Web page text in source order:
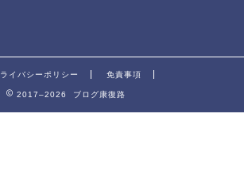
イバシーポリシー 免責事項
2017–2026 ブログ康復路